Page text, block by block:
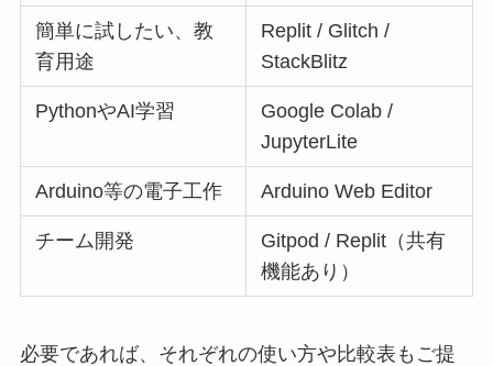
簡単に試したい、教
育用途
Replit / Glitch /
StackBlitz
PythonやAI学習
Google Colab /
JupyterLite
Arduino等の電子工作 Arduino Web Editor
チーム開発
Gitpod / Replit（共有
機能あり）
必要であれば、それぞれの使い方や比較表もご提